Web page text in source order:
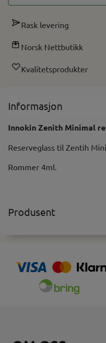
Rask levering
Norsk Nettbutikk
Kvalitetsprodukter
Informasjon
Innokin Zenith Minimal
Reserveglass til Zentih
Rommer 4ml.
Produsent